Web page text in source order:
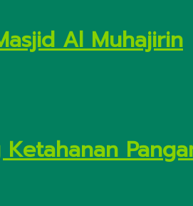
Al Muhajirin